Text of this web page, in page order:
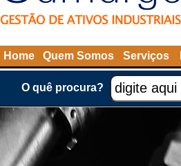
Home Quem Somos Serviços
O quê procura?